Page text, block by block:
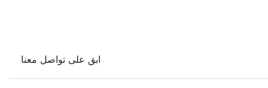
ابق على تواصل معنا